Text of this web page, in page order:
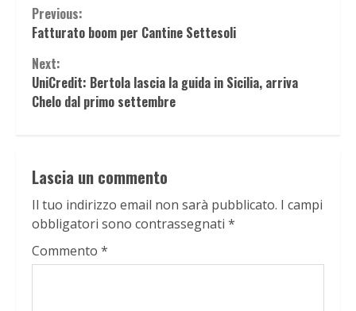
Continue
Reading
Previous:
Fatturato boom per Cantine Settesoli
Next:
UniCredit: Bertola lascia la guida in Sicilia, arriva
Chelo dal primo settembre
Lascia un commento
Il tuo indirizzo email non sarà pubblicato. I campi
obbligatori sono contrassegnati *
Commento *